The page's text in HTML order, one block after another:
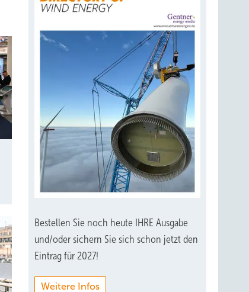
Bestellen Sie noch heute IHRE Ausgabe
und/oder sichern Sie sich schon jetzt den
Eintrag für 2027!
Weitere Infos